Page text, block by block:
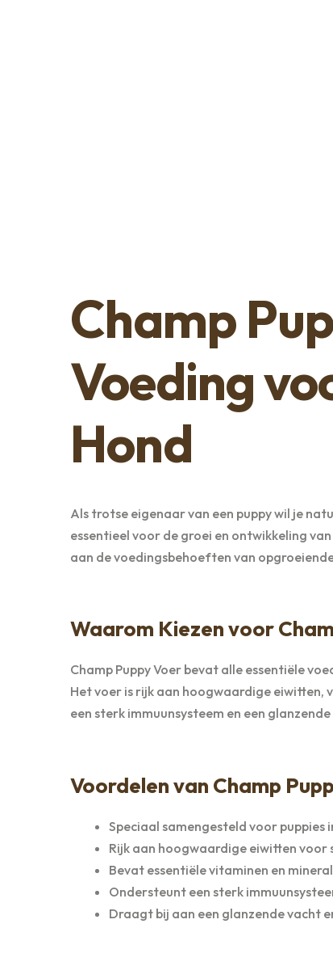
Champ
Voeding
Hond
Als trotse eigenaar van een puppy wil je
essentieel voor de groei en ontwikkeling
aan de voedingsbehoeften van
Waarom Kiezen voor
Champ Puppy Voer bevat alle essentiële
Het voer is rijk aan hoogwaardige eiwitten,
een sterk immuunsysteem en een
Voordelen van Champ
Speciaal samengesteld voor puppies
Rijk aan hoogwaardige eiwitten voor
Bevat essentiële vitaminen en
Ondersteunt een sterk
Draagt bij aan een glanzende vacht